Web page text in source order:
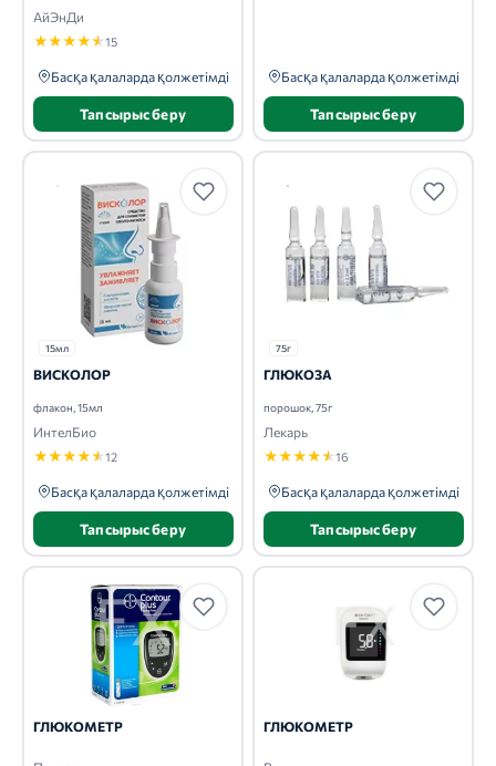
АйЭнДи
★★★★★15
Басқа қалаларда қолжетімді
Тапсырыс беру
Басқа қалаларда қолжетімді
Тапсырыс беру
15мл
ВИСКОЛОР
флакон, 15мл
ИнтелБио
★★★★★12
Басқа қалаларда қолжетімді
Тапсырыс беру
75г
ГЛЮКОЗА
порошок, 75г
Лекарь
★★★★★16
Басқа қалаларда қолжетімді
Тапсырыс беру
ГЛЮКОМЕТР ГЛЮКОМЕТР